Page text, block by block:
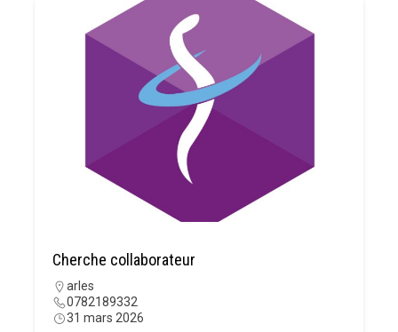
Cherche collaborateur
arles
0782189332
31 mars 2026